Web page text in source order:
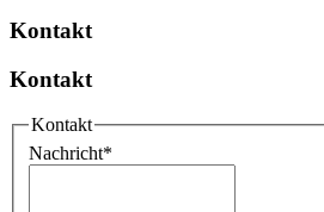
Kontakt
Kontakt
Kontakt
Nachricht*